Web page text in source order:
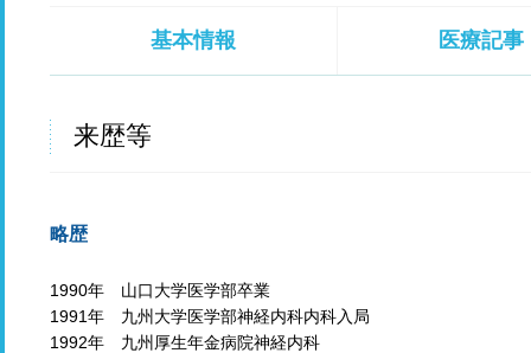
基本情報 医療記事
来歴等
略歴
1990年 山口大学医学部卒業
1991年 九州大学医学部神経内科内科入局
1992年 九州厚生年金病院神経内科